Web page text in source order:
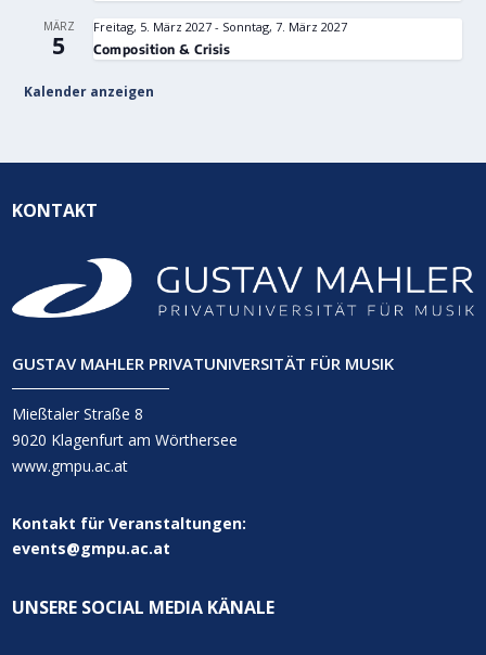
MÄRZ
5
Freitag, 5. März 2027 - Sonntag, 7. März 2027
Composition & Crisis
Kalender anzeigen
KONTAKT
GUSTAV MAHLER PRIVATUNIVERSITÄT FÜR MUSIK
Mießtaler Straße 8
9020 Klagenfurt am Wörthersee
www.gmpu.ac.at
Kontakt für Veranstaltungen:
events@gmpu.ac.at
UNSERE SOCIAL MEDIA KÄNALE